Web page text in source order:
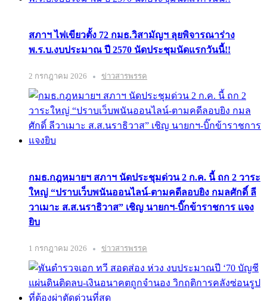
สภาฯ ไฟเขียวตั้ง 72 กมธ.วิสามัญฯ ลุยพิจารณาร่าง
พ.ร.บ.งบประมาณ ปี 2570 นัดประชุมนัดแรกวันนี้!!
2 กรกฎาคม 2026 ข่าวสารพรรค
กมธ.กฎหมายฯ สภาฯ นัดประชุมด่วน 2 ก.ค. นี้ ถก 2 วาระ
ใหญ่ “ปราบเว็บพนันออนไลน์-ตามคดีลอบยิง กมลศักดิ์ ลี
วาเมาะ ส.ส.นราธิวาส” เชิญ นายกฯ-บิ๊กข้าราชการ แจง
ยิบ
1 กรกฎาคม 2026 ข่าวสารพรรค